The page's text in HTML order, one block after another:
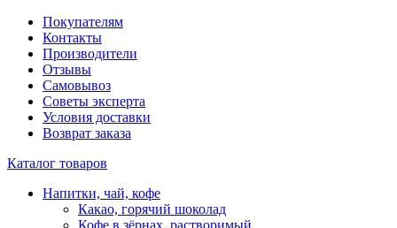
Покупателям
Контакты
Производители
Отзывы
Самовывоз
Советы эксперта
Условия доставки
Возврат заказа
Каталог товаров
Напитки, чай, кофе
Какао, горячий шоколад
Кофе в зёрнах, растворимый